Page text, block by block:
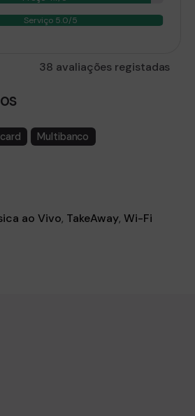
Serviço 5.0/5
38 avaliações registadas
Multibanco
ao Vivo, TakeAway, Wi-Fi